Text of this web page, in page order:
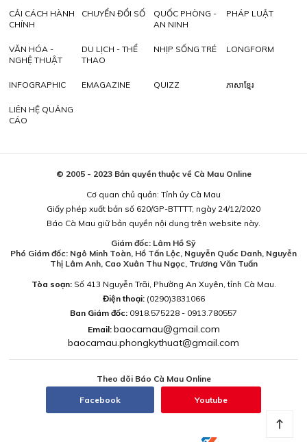
CẢI CÁCH HÀNH
CHÍNH
CHUYỂN ĐỔI SỐ
QUỐC PHÒNG -
AN NINH
PHÁP LUẬT
VĂN HÓA -
NGHỆ THUẬT
DU LỊCH - THỂ
THAO
NHỊP SỐNG TRẺ LONGFORM
INFOGRAPHIC EMAGAZINE QUIZZ ភាសាខ្មែរ
LIÊN HỆ QUẢNG
CÁO
© 2005 - 2023 Bản quyền thuộc về Cà Mau Online
Cơ quan chủ quản: Tỉnh ủy Cà Mau
Giấy phép xuất bản số 620/GP-BTTTT, ngày 24/12/2020
Báo Cà Mau giữ bản quyền nội dung trên website này.
Giám đốc: Lâm Hồ Sỹ
Phó Giám đốc: Ngô Minh Toàn, Hồ Tấn Lộc, Nguyễn Quốc Danh, Nguyễn
Thị Lâm Anh, Cao Xuân Thu Ngọc, Trương Văn Tuấn
Tòa soạn:Số 413 Nguyễn Trãi, Phường An Xuyên, tỉnh Cà Mau.
Điện thoại: (0290)3831066
Ban Giám đốc: 0918.575228 - 0913.780557
Email: baocamau@gmail.com
baocamau.phongkythuat@gmail.com
Theo dõi Báo Cà Mau Online
Facebook Youtube